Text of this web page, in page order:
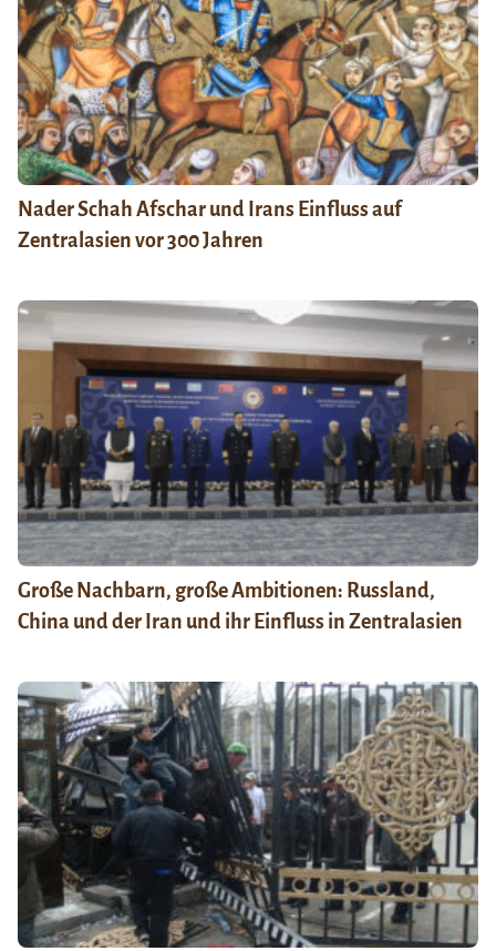
Nader Schah Afschar und Irans Einfluss auf
Zentralasien vor 300 Jahren
Große Nachbarn, große Ambitionen: Russland,
China und der Iran und ihr Einfluss in Zentralasien